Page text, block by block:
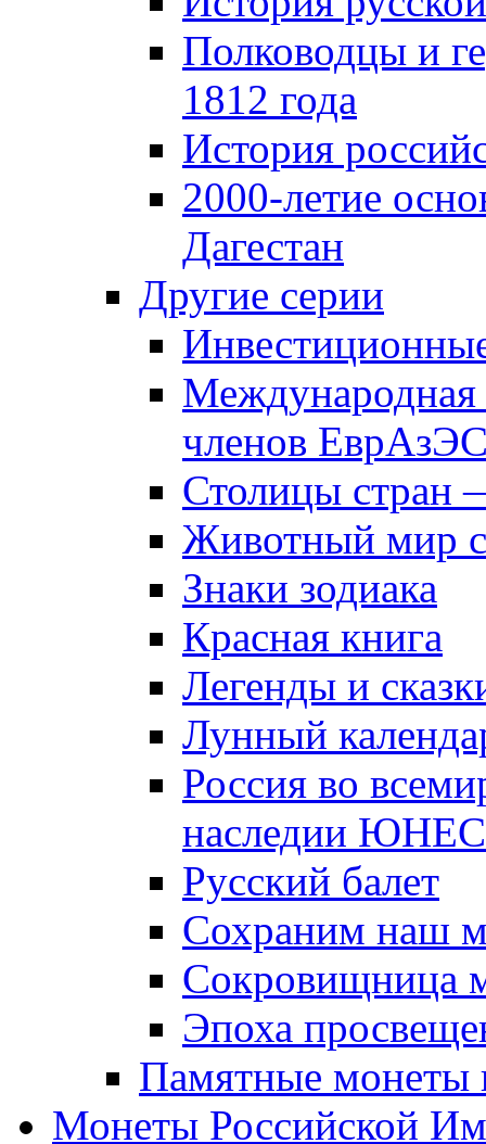
Полководцы и
1812 года
История
2000-летие
Дагестан
Другие серии
Международная
членов
Столицы стран
Животный мир
Знаки зодиака
Красная книга
Легенды и
Лунный
Россия во
наследии
Русский балет
Сохраним наш
Сокровищница
Эпоха
Памятные монеты
Монеты Российской